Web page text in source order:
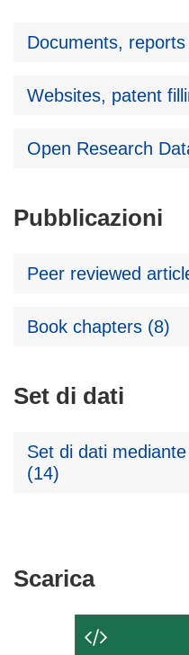
Documents,
Websites, patent
Open Research
Pubblicazioni
Peer reviewed
Book chapters (8)
Set di dati
Set di dati
(14)
ScaricaScarica
contenuto